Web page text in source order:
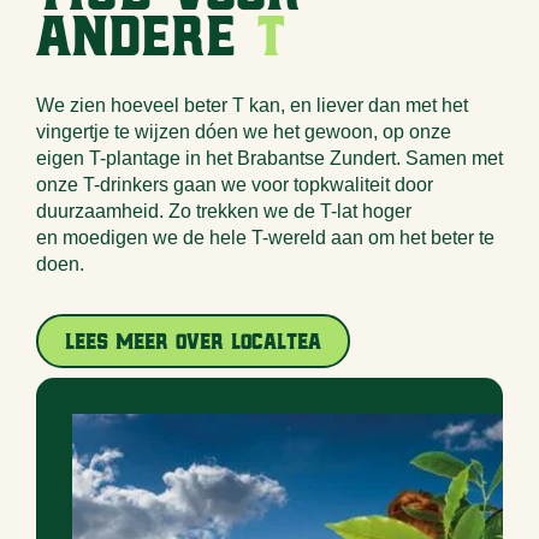
andereT
We zien hoeveel beter T kan, en liever dan met het
vingertje te wijzen dóen we het gewoon, op onze
eigen T-plantage in het Brabantse Zundert. Samen met
onze T-drinkers gaan we voor topkwaliteit door
duurzaamheid. Zo trekken we de T-lat hoger
en moedigen we de hele T-wereld aan om het beter te
doen.
Lees meer over LocalTea